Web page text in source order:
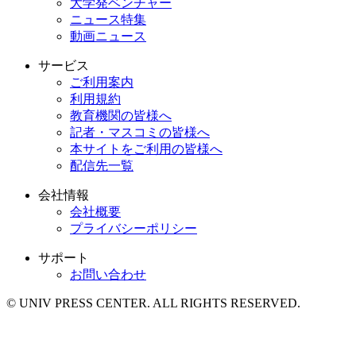
大学発ベンチャー
ニュース特集
動画ニュース
サービス
ご利用案内
利用規約
教育機関の皆様へ
記者・マスコミの皆様へ
本サイトをご利用の皆様へ
配信先一覧
会社情報
会社概要
プライバシーポリシー
サポート
お問い合わせ
© UNIV PRESS CENTER. ALL RIGHTS RESERVED.